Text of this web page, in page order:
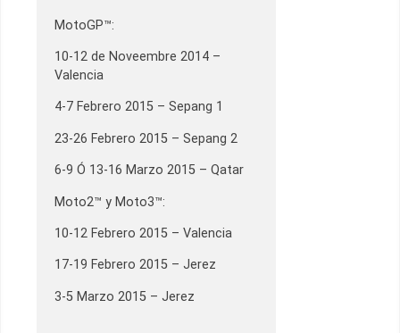
MotoGP™:
10-12 de Noveembre 2014 –
Valencia
4-7 Febrero 2015 – Sepang 1
23-26 Febrero 2015 – Sepang 2
6-9 Ó 13-16 Marzo 2015 – Qatar
Moto2™ y Moto3™:
10-12 Febrero 2015 – Valencia
17-19 Febrero 2015 – Jerez
3-5 Marzo 2015 – Jerez